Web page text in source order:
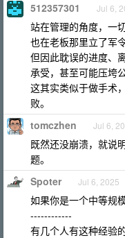
512357301 Jul 6,
站在管理的角度，一
也在老板那里立了军
但因此耽误的进度、
承受，甚至可能压垮公
这其实类似于做手术
败。
tomczhen Jul 6,
既然还没崩溃，就说
题。
Spoter Jul 6, 2025
如果你是一个中等规
------------
有几个人有这种经验